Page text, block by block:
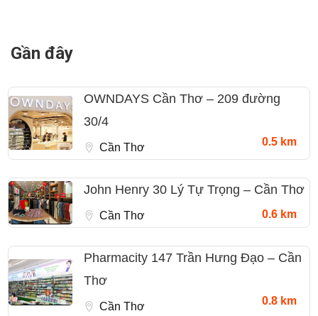
Gần đây
OWNDAYS Cần Thơ – 209 đường
30/4
Cần Thơ 0.5 km
John Henry 30 Lý Tự Trọng – Cần Thơ
Cần Thơ 0.6 km
Pharmacity 147 Trần Hưng Đạo – Cần
Thơ
Cần Thơ 0.8 km